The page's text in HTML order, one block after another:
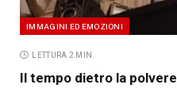
IMMAGINI ED EMOZIONI
LETTURA 2 MIN.
Il tempo dietro la polvere